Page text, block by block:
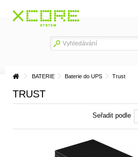
BATERIE Baterie do UPS Trust
TRUST
Seřadit podle